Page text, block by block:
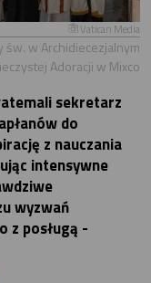
Vatican Media
św. w Archidiecezjalnym
Adoracji w Mixco
sekretarz
do
z nauczania
intensywne
wyzwań
z posługą -